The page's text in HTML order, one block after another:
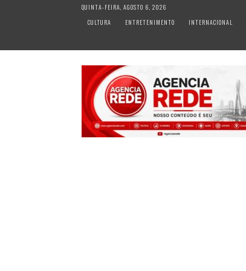
QUINTA-FEIRA, AGOSTO 6, 2026
CULTURA
ENTRETENIMENTO INTERNACIONAL